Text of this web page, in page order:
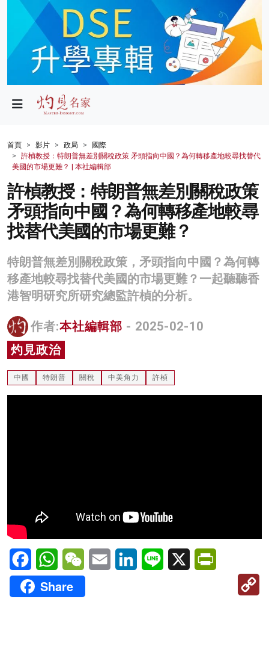
政局
財經
生活
健康
商業
科技
影片
名家榜
關於我們
首頁 影片 政局
國際
許楨教授：特朗普無差別關稅政策 矛頭指向中國？為何轉移產地較尋找替代
美國的市場更難？ | 本社編輯部
許楨教授：特朗普無差別關稅政策
矛頭指向中國？為何轉移產地較尋
找替代美國的市場更難？
特朗普無差別關稅政策，矛頭指向中國？為何轉
移產地較尋找替代美國的市場更難？一起聽聽香
港智明研究所研究總監許楨的分析。
作者:本社編輯部 - 2025-02-10
灼見政治
中國 特朗普 關稅 中美角力 許楨
FacebookWhatsAppWeChatEmail LinkedInLine X
Share